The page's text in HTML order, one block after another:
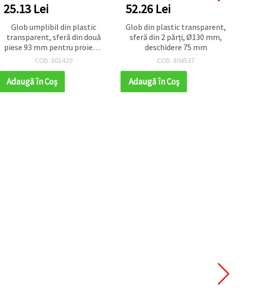
25.13 Lei
Glob umplibil din plastic
transparent, sferă din două
piese 93 mm pentru proiecte
DIY, handmade și decorațiuni
COD: 801429
Adaugă în Coş
52.26 Lei
Glob din plastic transparent,
sferă din 2 părți, Ø130 mm,
deschidere 75 mm
COD: 804537
Adaugă în Coş